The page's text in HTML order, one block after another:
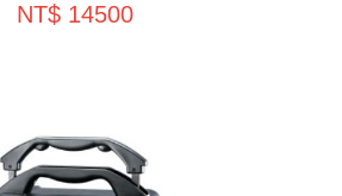
NT$ 14500